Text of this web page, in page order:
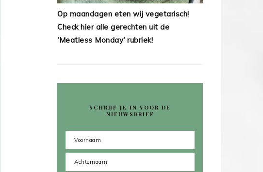
Op maandagen eten wij vegetarisch!
Check hier alle gerechten uit de
'Meatless Monday' rubriek!
SCHRIJF JE IN VOOR DE
NIEUWSBRIEF